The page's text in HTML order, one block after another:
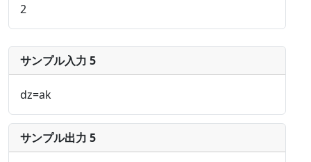
2
サンプル入力 5
dz=ak
サンプル出力 5